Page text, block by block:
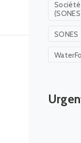
Société
SONES